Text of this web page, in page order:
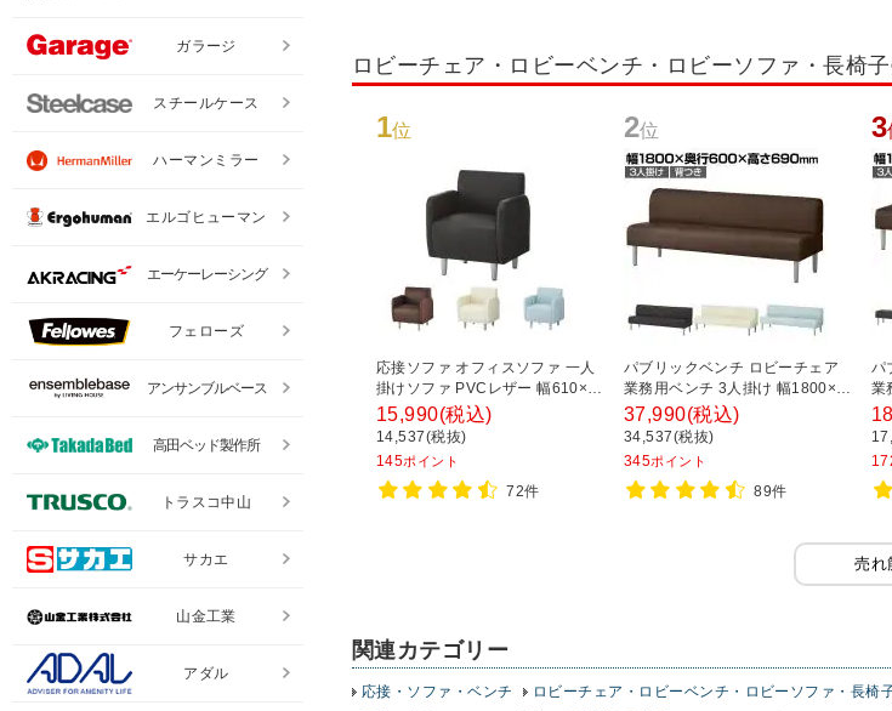
ロビーチェア・ロビーベンチ・ロビーソファ・長椅
1位
応接ソファ オフィスソファ 一人
掛けソファ PVCレザー 幅610×奥
行610×高さ710mm ベルセア
15,990(税込)
14,537(税抜)
145ポイント
72件
2位
パブリックベンチ ロビーチェア
業務用ベンチ 3人掛け 幅1800×奥
行600×高さ690×座高400mm 背
つき レザー
37,990(税込)
34,537(税抜)
345ポイント
89件
3
パ
業
行
な
売れ
関連カテゴリー
応接・ソファ・ベンチ ロビーチェア・ロビーベンチ・ロビーソファ・長椅
ガラージ
スチールケース
ハーマンミラー
エルゴヒューマン
エーケーレーシング
フェローズ
アンサンブルベース
高田ベッド製作所
トラスコ中山
サカエ
山金工業
アダル